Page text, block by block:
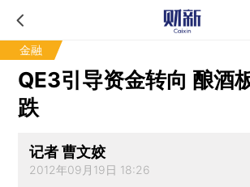
金融
QE3引导资金转向 酿酒
跌
记者 曹文姣
2012年09月19日 18:26